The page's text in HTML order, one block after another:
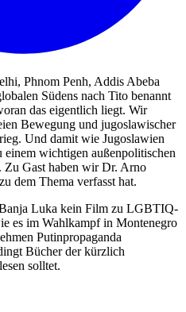
Phnom Penh, Addis Abeba
Südens nach Tito benannt
das eigentlich liegt. Wir
Bewegung und jugoslawischer
Und damit wie Jugoslawien
wichtigen außenpolitischen
Zu Gast haben wir Dr. Arno
dem Thema verfasst hat.
Luka kein Film zu LGBTIQ-
es im Wahlkampf in Montenegro
Putinpropaganda
Bücher der kürzlich
solltet.